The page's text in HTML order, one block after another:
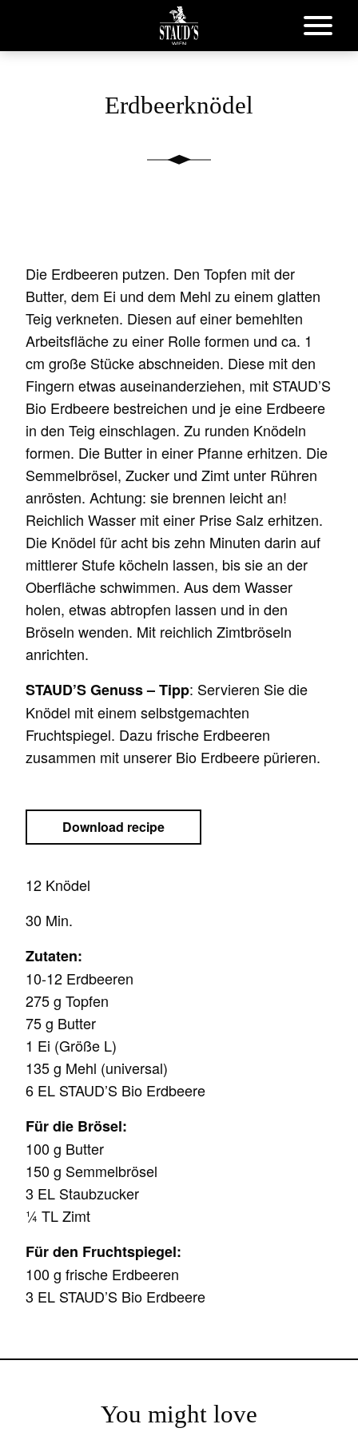
Erdbeerknödel
Die Erdbeeren putzen. Den Topfen mit der
Butter, dem Ei und dem Mehl zu einem glatten
Teig verkneten. Diesen auf einer bemehlten
Arbeitsfläche zu einer Rolle formen und ca. 1
cm große Stücke abschneiden. Diese mit den
Fingern etwas auseinanderziehen, mit STAUD’S
Bio Erdbeere bestreichen und je eine Erdbeere
in den Teig einschlagen. Zu runden Knödeln
formen. Die Butter in einer Pfanne erhitzen. Die
Semmelbrösel, Zucker und Zimt unter Rühren
anrösten. Achtung: sie brennen leicht an!
Reichlich Wasser mit einer Prise Salz erhitzen.
Die Knödel für acht bis zehn Minuten darin auf
mittlerer Stufe köcheln lassen, bis sie an der
Oberfläche schwimmen. Aus dem Wasser
holen, etwas abtropfen lassen und in den
Bröseln wenden. Mit reichlich Zimtbröseln
anrichten.
STAUD’S Genuss – Tipp: Servieren Sie die
Knödel mit einem selbstgemachten
Fruchtspiegel. Dazu frische Erdbeeren
zusammen mit unserer Bio Erdbeere pürieren.
Download recipe
12 Knödel
30 Min.
Zutaten:
10-12 Erdbeeren
275 g Topfen
75 g Butter
1 Ei (Größe L)
135 g Mehl (universal)
6 EL STAUD’S Bio Erdbeere
Für die Brösel:
100 g Butter
150 g Semmelbrösel
3 EL Staubzucker
¼ TL Zimt
Für den Fruchtspiegel:
100 g frische Erdbeeren
3 EL STAUD’S Bio Erdbeere
You might love